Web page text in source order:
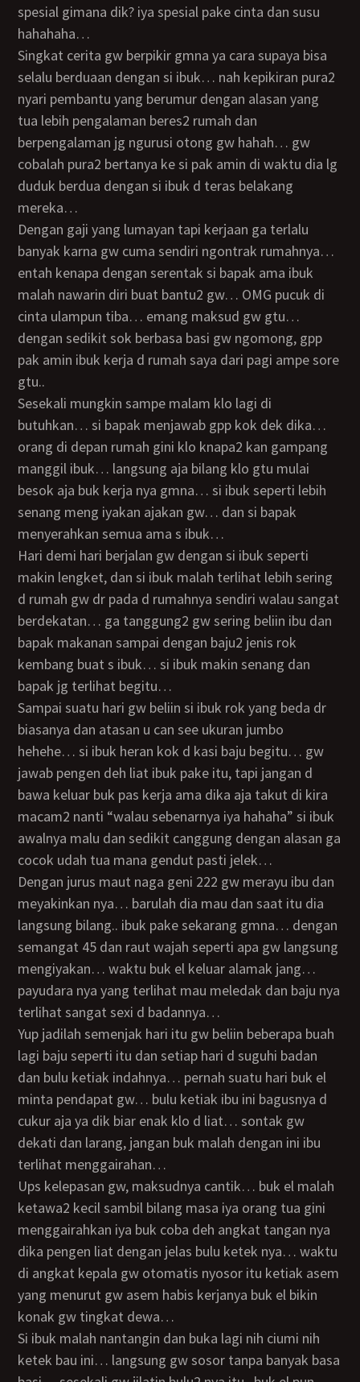
spesial gimana dik? iya spesial pake cinta dan susu
hahahaha…
singkat cerita gw berpikir gmna ya cara supaya bisa
selalu berduaan dengan si ibuk… nah kepikiran pura2
nyari pembantu yang berumur dengan alasan yang
tua lebih pengalaman beres2 rumah dan
berpengalaman jg ngurusi otong gw hahah… gw
cobalah pura2 bertanya ke si pak amin di waktu dia lg
duduk berdua dengan si ibuk d teras belakang
mereka…
dengan gaji yang lumayan tapi kerjaan ga terlalu
banyak karna gw cuma sendiri ngontrak rumahnya…
entah kenapa dengan serentak si bapak ama ibuk
malah nawarin diri buat bantu2 gw… OMG pucuk di
cinta ulampun tiba… emang maksud gw gtu…
dengan sedikit sok berbasa basi gw ngomong, gpp
pak amin ibuk kerja d rumah saya dari pagi ampe sore
gtu..
sesekali mungkin sampe malam klo lagi di
butuhkan… si bapak menjawab gpp kok dek dika…
orang di depan rumah gini klo knapa2 kan gampang
manggil ibuk… langsung aja bilang klo gtu mulai
besok aja buk kerja nya gmna… si ibuk seperti lebih
senang meng iyakan ajakan gw… dan si bapak
menyerahkan semua ama s ibuk…
hari demi hari berjalan gw dengan si ibuk seperti
makin lengket, dan si ibuk malah terlihat lebih sering
d rumah gw dr pada d rumahnya sendiri walau sangat
berdekatan… ga tanggung2 gw sering beliin ibu dan
bapak makanan sampai dengan baju2 jenis rok
kembang buat s ibuk… si ibuk makin senang dan
bapak jg terlihat begitu…
sampai suatu hari gw beliin si ibuk rok yang beda dr
biasanya dan atasan u can see ukuran jumbo
hehehe… si ibuk heran kok d kasi baju begitu… gw
jawab pengen deh liat ibuk pake itu, tapi jangan d
bawa keluar buk pas kerja ama dika aja takut di kira
macam2 nanti “walau sebenarnya iya hahaha” si ibuk
awalnya malu dan sedikit canggung dengan alasan ga
cocok udah tua mana gendut pasti jelek…
dengan jurus maut naga geni 222 gw merayu ibu dan
meyakinkan nya… barulah dia mau dan saat itu dia
langsung bilang.. ibuk pake sekarang gmna… dengan
semangat 45 dan raut wajah seperti apa gw langsung
mengiyakan… waktu buk el keluar alamak jang…
payudara nya yang terlihat mau meledak dan baju nya
terlihat sangat sexi d badannya…
yup jadilah semenjak hari itu gw beliin beberapa buah
lagi baju seperti itu dan setiap hari d suguhi badan
dan bulu ketiak indahnya… pernah suatu hari buk el
minta pendapat gw… bulu ketiak ibu ini bagusnya d
cukur aja ya dik biar enak klo d liat… sontak gw
dekati dan larang, jangan buk malah dengan ini ibu
terlihat menggairahan…
ups kelepasan gw, maksudnya cantik… buk el malah
ketawa2 kecil sambil bilang masa iya orang tua gini
menggairahkan iya buk coba deh angkat tangan nya
dika pengen liat dengan jelas bulu ketek nya… waktu
di angkat kepala gw otomatis nyosor itu ketiak asem
yang menurut gw asem habis kerjanya buk el bikin
konak gw tingkat dewa…
si ibuk malah nantangin dan buka lagi nih ciumi nih
ketek bau ini… langsung gw sosor tanpa banyak basa